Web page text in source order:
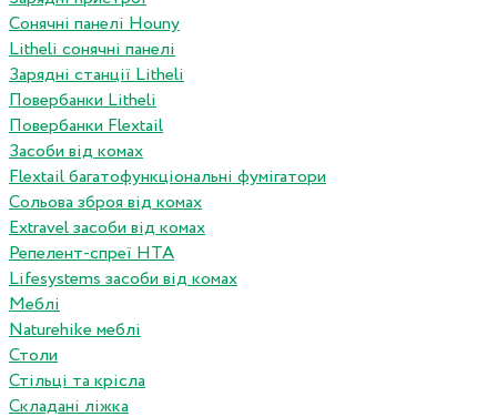
Сонячні панелі Houny
Litheli сонячні панелі
Зарядні станції Litheli
Повербанки Litheli
Повербанки Flextail
Засоби від комах
Flextail багатофункціональні фумігатори
Сольова зброя від комах
Extravel засоби від комах
Репелент-спреї HTA
Lifesystems засоби від комах
Меблі
Naturehike меблі
Столи
Стільці та крісла
Складані ліжка